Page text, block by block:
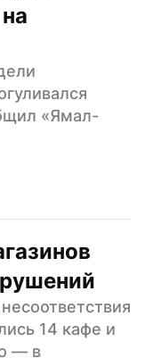
«Ямал-
14 кафе и
— в